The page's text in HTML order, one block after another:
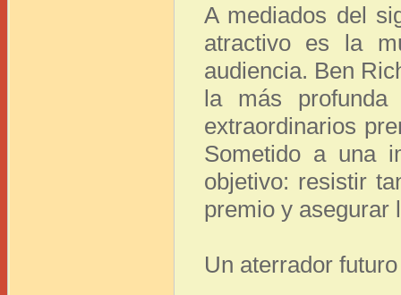
A mediados del
atractivo es la
audiencia. Ben
la más
extraordinarios
Sometido a una
objetivo: resistir
premio y asegurar
Un aterrador